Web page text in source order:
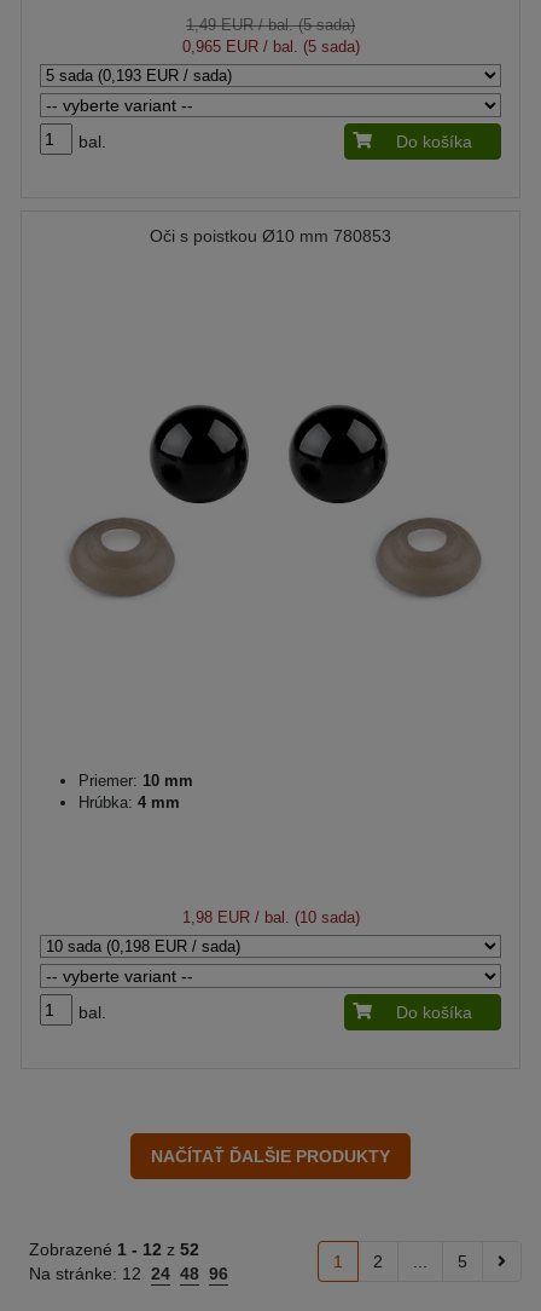
1,49 EUR/ bal. (5 sada)
0,965 EUR/ bal. (5 sada)
bal. Do košíka
Oči s poistkou Ø10 mm 780853
Priemer: 10 mm
Hrúbka: 4 mm
1,98 EUR/ bal. (10 sada)
bal. Do košíka
Zobrazené 1 - 12 z 52
Na stránke: 12 24 48 96
1 2 5